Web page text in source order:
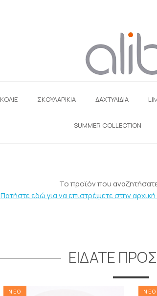
ΚΟΛΙΕ ΣΚΟΥΛΑΡΊΚΙΑ ΔΑΧΤΥΛΙΔΙΑ
SUMMER COLLECTION
Το προϊόν που
Πατήστε εδώ για να επιστρέψετε στην
ΕΙΔΑΤΕ
ΝΕΟ ΝΕΟ